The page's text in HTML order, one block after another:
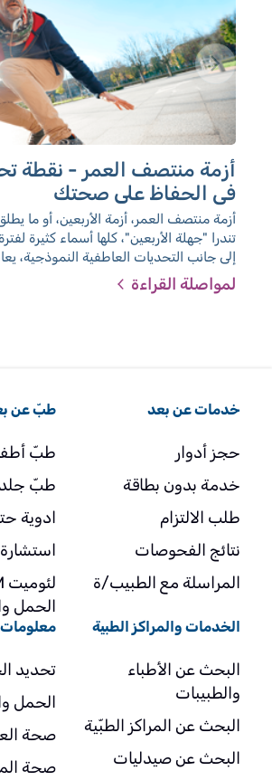
أزمة منتصف العمر - نقطة
في الحفاظ على صحتك
أزمة منتصف العمر، أزمة الأربعين، أو ما
تندرا "جهلة الأربعين"، كلها أسماء كثيرة
إلى جانب التحديات العاطفية النموذجية،
من تغيرات جسدية. إذن ما الذي تحتاجون
الصحة من سن الأربعين، وما هي الفحوصات
لمواصلة القراءة
خدمات عن بعد
حجز أدوار
خدمة بدون بطاقة
طلب الالتزام
نتائج الفحوصات
المراسلة مع الطبيب/ة
طبّ عن
طبّ
طبّ جلد
ادوية
استشارة
الحمل
الخدمات والمراكز الطبية
البحث عن الأطباء
والطبيبات
البحث عن المراكز الطبّية
البحث عن صيدليات
معلومات
تحديد
الحمل
صحة
صحة